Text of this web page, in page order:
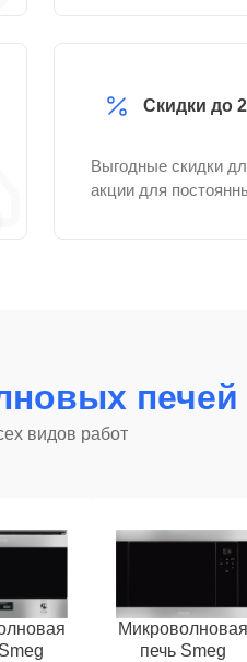
Скидки до
Выгодные скидки
акции для
печей
видов работ
Микроволновая
печь Smeg